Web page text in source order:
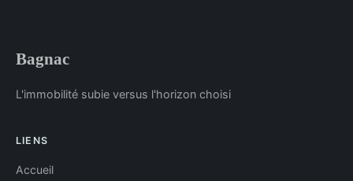
Bagnac
L'immobilité subie versus l'horizon choisi
LIENS
Accueil